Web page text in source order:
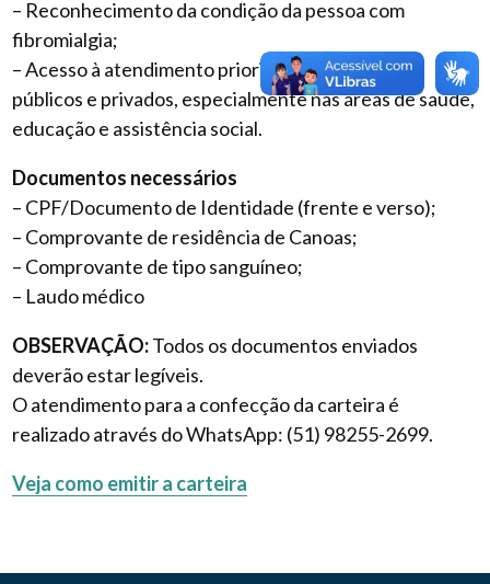
– Reconhecimento da condição da pessoa com
fibromialgia;
– Acesso à atendimento prioritário em serviços
públicos e privados, especialmente nas áreas de saúde,
educação e assistência social.
Documentos necessários
– CPF/Documento de Identidade (frente e verso);
– Comprovante de residência de Canoas;
– Comprovante de tipo sanguíneo;
– Laudo médico
OBSERVAÇÃO:Todos os documentos enviados
deverão estar legíveis.
O atendimento para a confecção da carteira é
realizado através do WhatsApp: (51) 98255-2699.
Veja como emitir a carteira